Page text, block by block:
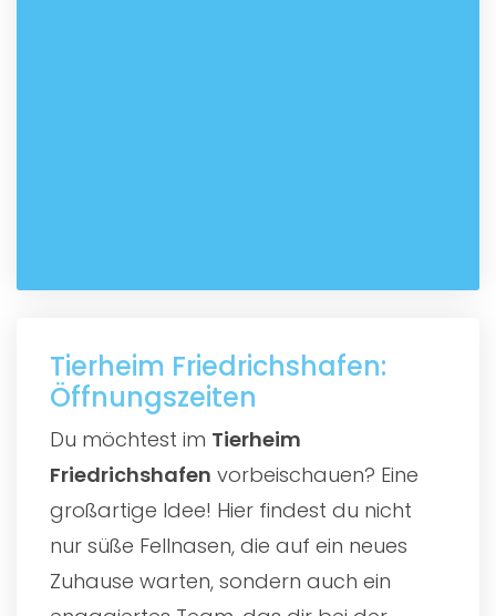
Tierheim Friedrichshafen:
Öffnungszeiten
Du möchtest im Tierheim
Friedrichshafen vorbeischauen? Eine
großartige Idee! Hier findest du nicht
nur süße Fellnasen, die auf ein neues
Zuhause warten, sondern auch ein